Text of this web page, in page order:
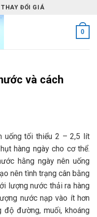
THAY ĐỔI GIÁ
0
và cách
uống tối thiểu 2 – 2,5 lít
hàng ngày cho cơ thể.
hằng ngày nên uống
nên tình trạng cân bằng
lượng nước thải ra hàng
nước nạp vào ít hơn
đường, muối, khoáng